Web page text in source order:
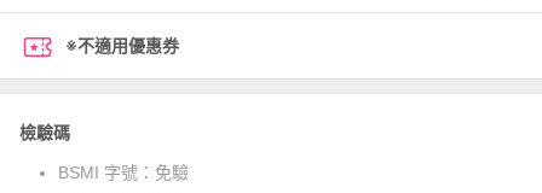
※不適用優惠券
檢驗碼
BSMI 字號： 免驗